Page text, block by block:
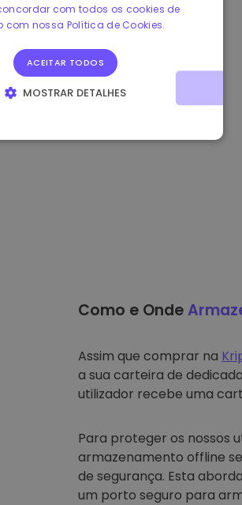
Como e Onde
Assim que comprar na
a sua carteira de
utilizador recebe uma
Para proteger os nossos
armazenamento offline
de segurança. Esta
um porto seguro para
com todos os cookies de
com nossa Política de Cookies.
ACEITAR TODOS
MOSTRAR DETALHES